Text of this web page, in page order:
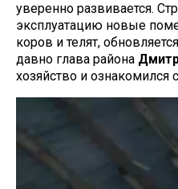
уверенно развивается.
эксплуатацию новые
коров и телят,
давно глава района
хозяйство и ознакомился